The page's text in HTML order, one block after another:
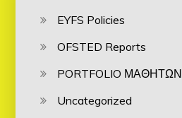
EYFS Policies
OFSTED Reports
PORTFOLIO ΜΑΘΗΤΩΝ
Uncategorized